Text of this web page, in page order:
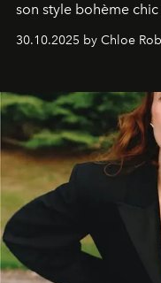
son style bohème
30.10.2025 by Chloe